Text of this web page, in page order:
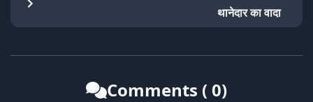
थानेदार का वादा
Comments ( 0)